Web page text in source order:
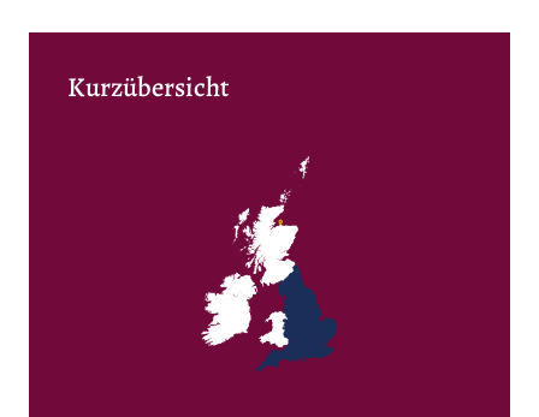
Kurzübersicht